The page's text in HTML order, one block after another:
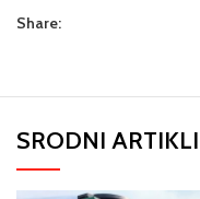
Share:
SRODNI ARTIKLI